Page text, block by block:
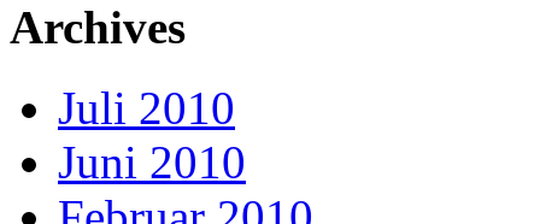
Archives
Juli 2010
Juni 2010